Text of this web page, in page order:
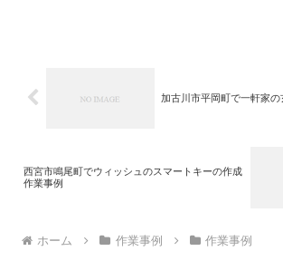
加古川市平岡町で一軒家の
西宮市鳴尾町でウィッシュのスマートキーの作成
作業事例
ホーム 作業事例 作業事例